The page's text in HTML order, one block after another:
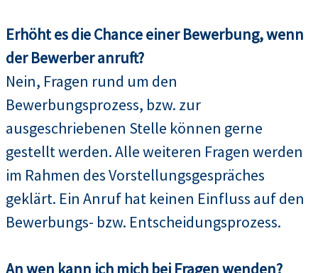
Erhöht es die Chance einer Bewerbung, wenn
der Bewerber anruft?
Nein, Fragen rund um den
Bewerbungsprozess, bzw. zur
ausgeschriebenen Stelle können gerne
gestellt werden. Alle weiteren Fragen werden
im Rahmen des Vorstellungsgespräches
geklärt. Ein Anruf hat keinen Einfluss auf den
Bewerbungs- bzw. Entscheidungsprozess.
An wen kann ich mich bei Fragen wenden?